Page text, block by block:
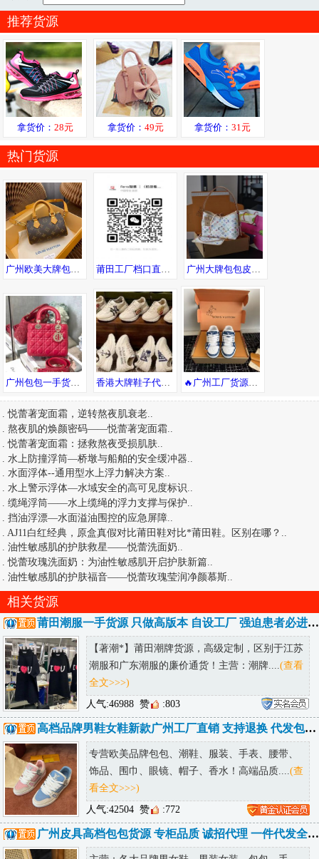
推荐货源
拿货价： 28元 拿货价： 49元 拿货价：31元
热门货源
广州欧美大牌包包 工厂高品质货源直销 一件直发可邮全球 莆田工厂档口直销品牌运动潮鞋、潮服等 支持一件发货 提供精修实拍 广州大牌包包皮具工厂直销 设工厂私家货源 全国一件代发诚招代理
广州包包一手货源，工厂直销一件代发，专注原厂进口皮，全国包邮诚招代理 香港大牌鞋子代工厂 专柜同步更新 支持一件代发 🔥广州工厂货源！支持一件代发😎，可自取，广州市内可送货上门
.悦蕾著宠面霜，逆转熬夜肌衰老
.熬夜肌的焕颜密码——悦蕾著宠面霜
.悦蕾著宠面霜：拯救熬夜受损肌肤
.水上防撞浮筒—桥墩与船舶的安全缓冲器
.水面浮体--通用型水上浮力解决方案..
.水上警示浮体—水域安全的高可见度标识
.缆绳浮筒——水上缆绳的浮力支撑与保护
.挡油浮漂—水面溢油围控的应急屏障
AJ11白红经典，原盒真假对比莆田鞋对比*莆田鞋。区别在哪？
.油性敏感肌的护肤救星——悦蕾洗面奶..
.悦蕾玫瑰洗面奶：为油性敏感肌开启护肤新篇
.油性敏感肌的护肤福音——悦蕾玫瑰莹润净颜慕斯
相关货源
莆田潮服一手货源 只做高版本 自设工厂 强迫患者必进 低端勿进
【著潮*】莆田潮牌货源，高级定制，区别于江苏
潮服和广东潮服的廉价通货！主营：潮牌.... (查看
全文>>>)
人气:46988 赞 :803
高档品牌男鞋女鞋新款广州工厂直销 支持退换 代发包邮 诚招代理
专营欧美品牌包包、潮鞋、服装、手表、腰带、
饰品、围巾、眼镜、帽子、香水！高端品质.... (查
看全文>>>)
人气:42504 赞 :772
广州皮具高档包包货源 专柜品质 诚招代理 一件代发全球可达